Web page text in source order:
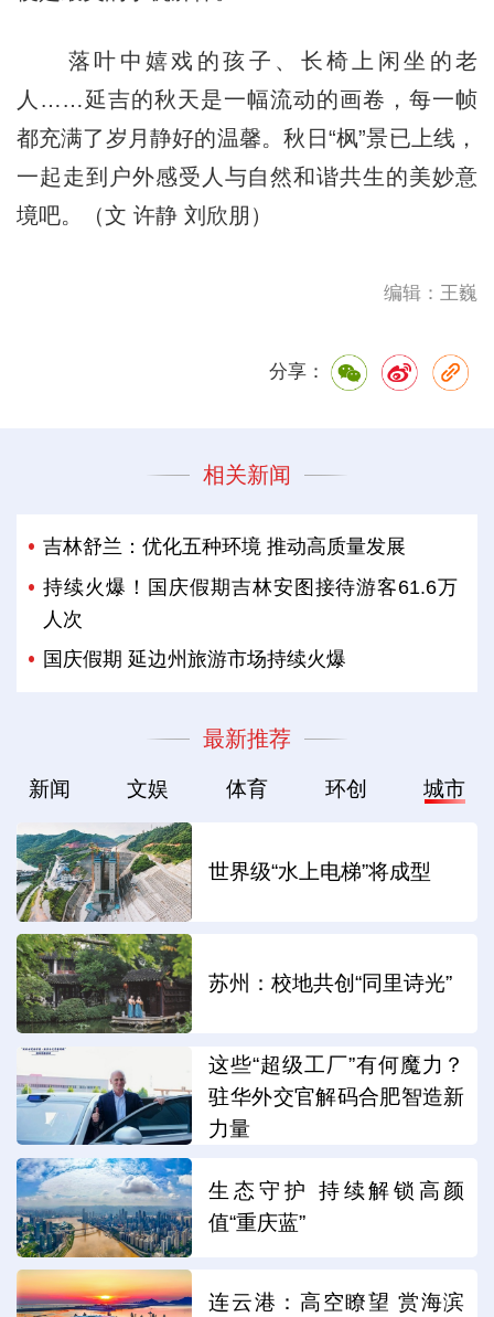
落叶中嬉戏的孩子、长椅上闲坐的老
人……延吉的秋天是一幅流动的画卷，每一帧
都充满了岁月静好的温馨。秋日“枫”景已上线，
一起走到户外感受人与自然和谐共生的美妙意
境吧。（文 许静 刘欣朋）
编辑：王巍
分享：
相关新闻
吉林舒兰：优化五种环境 推动高质量发展
持续火爆！国庆假期吉林安图接待游客61.6万
人次
国庆假期 延边州旅游市场持续火爆
最新推荐
新闻 文娱 体育 环创 城市
世界级“水上电梯”将成型
苏州：校地共创“同里诗光”
这些“超级工厂”有何魔力？
驻华外交官解码合肥智造新
力量
生态守护 持续解锁高颜
值“重庆蓝”
连云港：高空瞭望 赏海滨